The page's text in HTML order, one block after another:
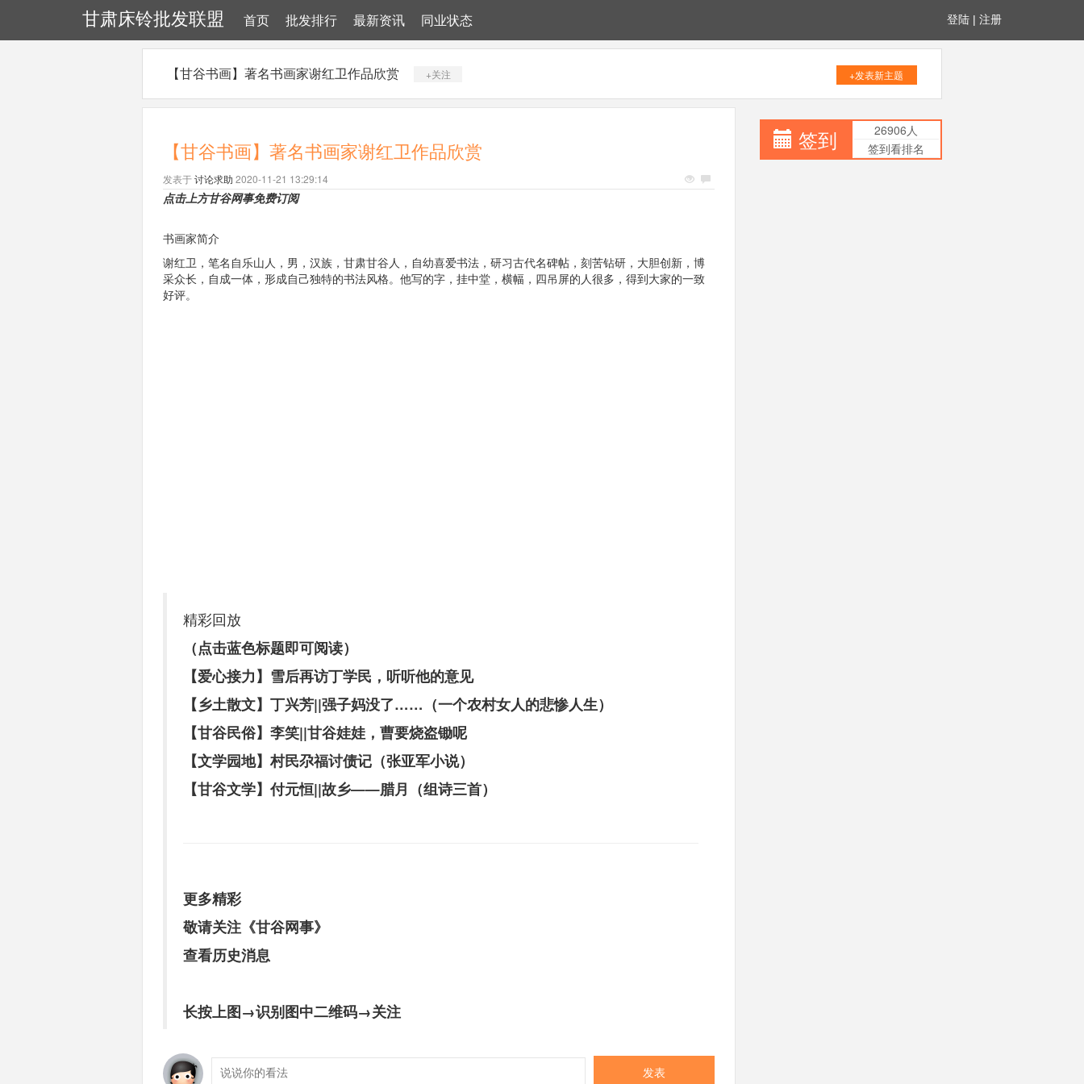
甘肃床铃批发联盟 首页 批发排行 最新资讯 同业状态 登陆 | 注册
【甘谷书画】著名书画家谢红卫作品欣赏 +关注 +发表新主题
【甘谷书画】著名书画家谢红卫作品欣赏
发表于讨论求助 2020-11-21 13:29:14
点击上方甘谷网事免费订阅
书画家简介
谢红卫，笔名自乐山人，男，汉族，甘肃甘谷人，自幼喜爱书法，研习古代名碑帖，刻苦钻研，大胆创新，博
采众长，自成一体，形成自己独特的书法风格。他写的字，挂中堂，横幅，四吊屏的人很多，得到大家的一致
好评。
精彩回放
（点击蓝色标题即可阅读）
【爱心接力】雪后再访丁学民，听听他的意见
【乡土散文】丁兴芳||强子妈没了……（一个农村女人的悲惨人生）
【甘谷民俗】李笑||甘谷娃娃，曹要烧盗锄呢
【文学园地】村民尕福讨债记（张亚军小说）
【甘谷文学】付元恒||故乡——腊月（组诗三首）
更多精彩
敬请关注《甘谷网事》
查看历史消息
长按上图→识别图中二维码→关注
发表
签到
26906人
签到看排名